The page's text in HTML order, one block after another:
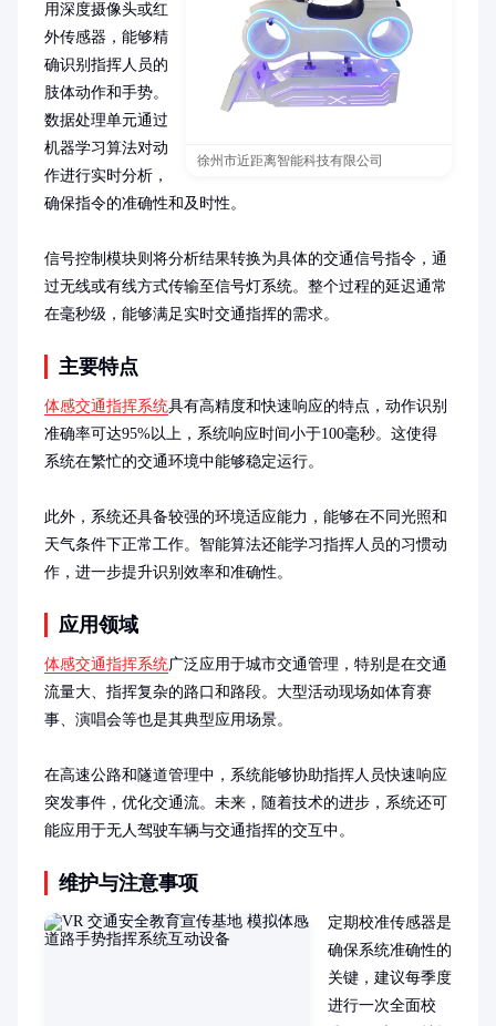
徐州市近距离智能科技有限公司
用深度摄像头或红
外传感器，能够精
确识别指挥人员的
肢体动作和手势。
数据处理单元通过
机器学习算法对动
作进行实时分析，
确保指令的准确性和及时性。
信号控制模块则将分析结果转换为具体的交通信号指令，通
过无线或有线方式传输至信号灯系统。整个过程的延迟通常
在毫秒级，能够满足实时交通指挥的需求。
主要特点
体感交通指挥系统具有高精度和快速响应的特点，动作识别
准确率可达95%以上，系统响应时间小于100毫秒。这使得
系统在繁忙的交通环境中能够稳定运行。
此外，系统还具备较强的环境适应能力，能够在不同光照和
天气条件下正常工作。智能算法还能学习指挥人员的习惯动
作，进一步提升识别效率和准确性。
应用领域
体感交通指挥系统广泛应用于城市交通管理，特别是在交通
流量大、指挥复杂的路口和路段。大型活动现场如体育赛
事、演唱会等也是其典型应用场景。
在高速公路和隧道管理中，系统能够协助指挥人员快速响应
突发事件，优化交通流。未来，随着技术的进步，系统还可
能应用于无人驾驶车辆与交通指挥的交互中。
维护与注意事项
定期校准传感器是
确保系统准确性的
关键，建议每季度
进行一次全面校